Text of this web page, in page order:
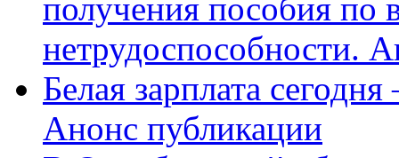
получения пособия по
нетрудоспособности.
Белая зарплата
Анонс публикации